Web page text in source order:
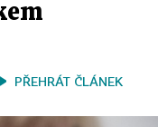
PŘEHRÁT ČLÁNEK